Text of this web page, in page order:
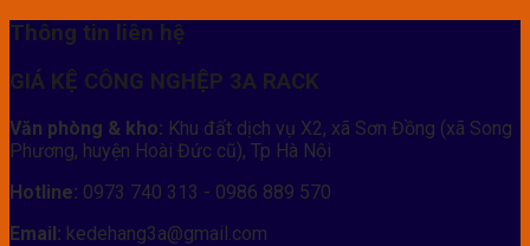
Thông tin liên hệ
GIÁ KỆ CÔNG NGHỆP 3A RACK
Văn phòng & kho: Khu đất dịch vụ X2, xã Sơn Đồng (xã Song
Phương, huyện Hoài Đức cũ), Tp Hà Nội
Hotline: 0973 740 313 - 0986 889 570
Email: kedehang3a@gmail.com